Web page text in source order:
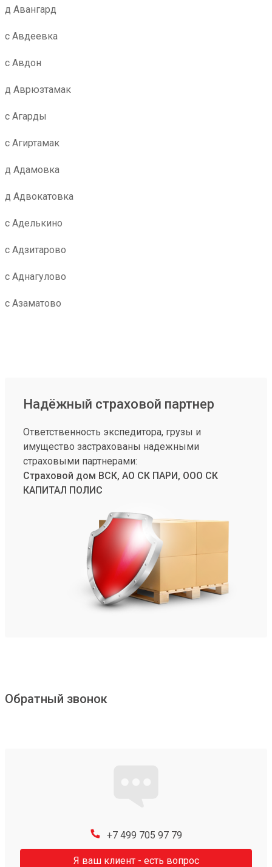
д Авангард
с Авдеевка
с Авдон
д Аврюзтамак
с Агарды
с Агиртамак
д Адамовка
д Адвокатовка
с Аделькино
с Адзитарово
с Аднагулово
с Азаматово
Надёжный страховой партнер
Ответственность экспедитора, грузы и
имущество застрахованы надежными
страховыми партнерами:
Страховой дом ВСК, АО СК ПАРИ, ООО СК
КАПИТАЛ ПОЛИС
Обратный звонок
+7 499 705 97 79
Я ваш клиент - есть вопрос